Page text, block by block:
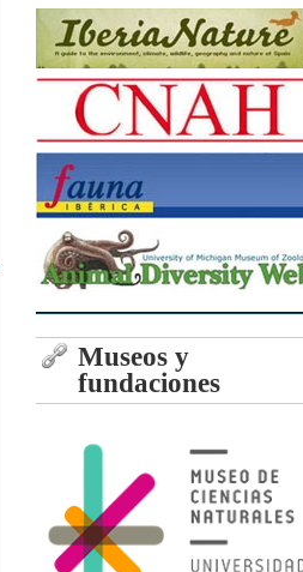
Museos y
fundaciones